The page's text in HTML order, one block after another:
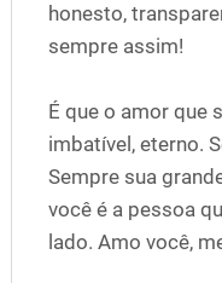
honesto,
sempre assim!
É que o amor que
imbatível, eterno.
Sempre sua
você é a pessoa
lado. Amo você,